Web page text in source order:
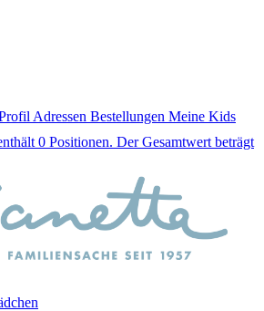
Adressen Bestellungen Meine Kids
0 Positionen. Der Gesamtwert beträgt